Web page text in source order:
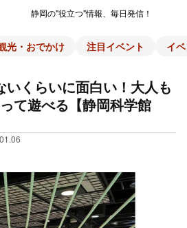
静岡の"役立つ"情報、毎日発信！
光・おでかけ 注目イベント イ
いくらいに面白い！大人も
て遊べる【静岡科学館